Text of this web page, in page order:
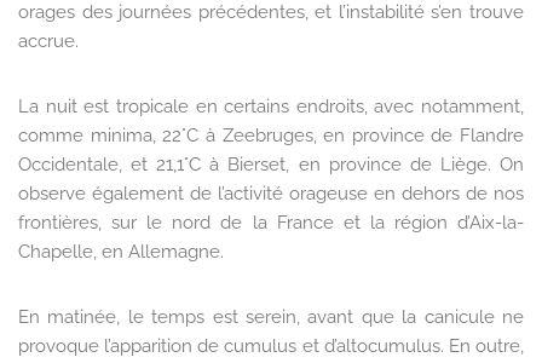
orages des journées précédentes, et l’instabilité s’en trouve
accrue.
La nuit est tropicale en certains endroits, avec notamment,
comme minima, 22°C à Zeebruges, en province de Flandre
Occidentale, et 21,1°C à Bierset, en province de Liège. On
observe également de l’activité orageuse en dehors de nos
frontières, sur le nord de la France et la région d’Aix-la-
Chapelle, en Allemagne.
En matinée, le temps est serein, avant que la canicule ne
provoque l’apparition de cumulus et d’altocumulus. En outre,